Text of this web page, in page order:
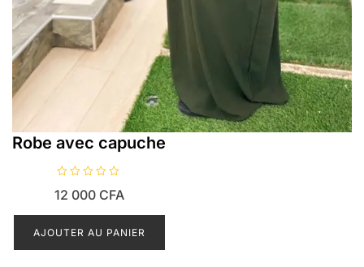
Robe avec capuche
o
e
s
12 000 CFA
AJOUTER AU PANIER